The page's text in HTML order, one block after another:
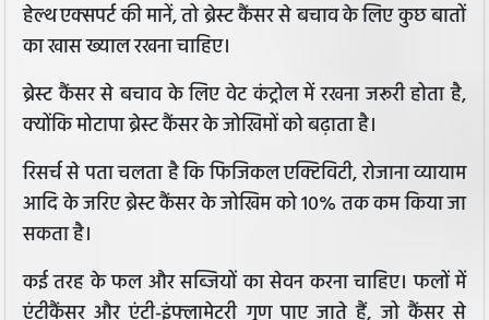
हेल्थ एक्सपर्ट की मानें, तो ब्रेस्ट कैंसर से बचाव के लिए कुछ बातों
का खास ख्याल रखना चाहिए।
ब्रेस्ट कैंसर से बचाव के लिए वेट कंट्रोल में रखना जरूरी होता है,
क्योंकि मोटापा ब्रेस्ट कैंसर के जोखिमों को बढ़ाता है।
रिसर्च से पता चलता है कि फिजिकल एक्टिविटी, रोजाना व्यायाम
आदि के जरिए ब्रेस्ट कैंसर के जोखिम को 10% तक कम किया जा
सकता है।
कई तरह के फल और सब्जियों का सेवन करना चाहिए। फलों में